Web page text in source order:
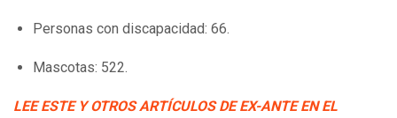
Personas con discapacidad: 66.
Mascotas: 522.
LEE ESTE Y OTROS ARTÍCULOS DE EX-ANTE EN EL